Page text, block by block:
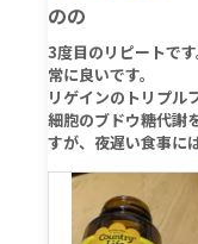
のの
3度目のリピートで
常に良いです。
リゲインのトリプル
細胞のブドウ糖代謝
すが、夜遅い食事に